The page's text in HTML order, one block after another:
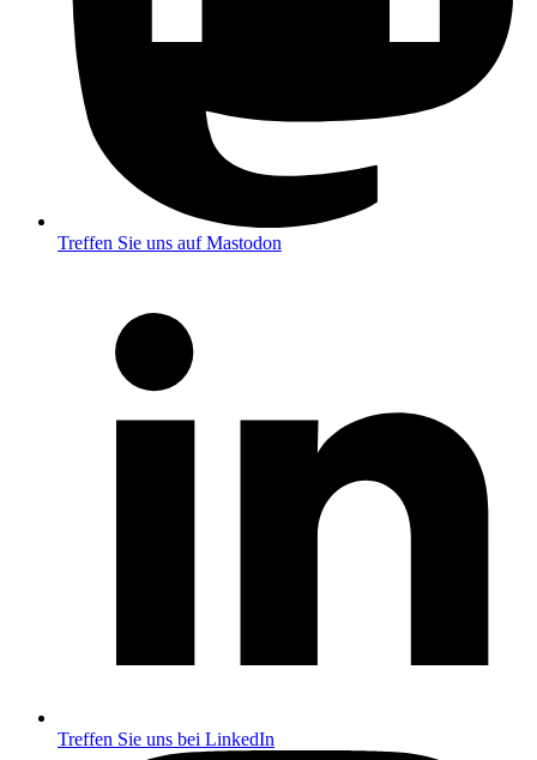
Treffen Sie uns auf Mastodon
Treffen Sie uns bei LinkedIn